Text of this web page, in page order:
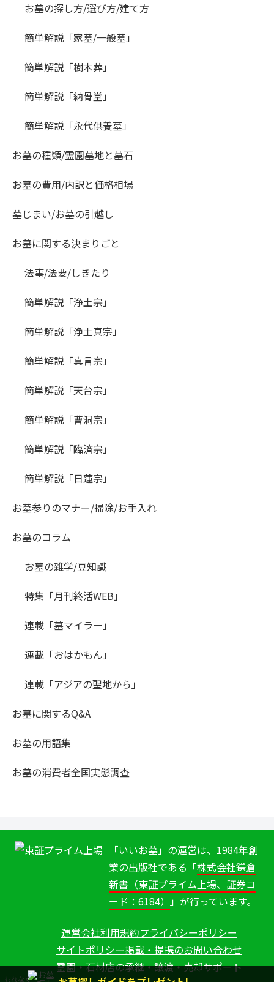
お墓の探し方/選び方/建て方
簡単解説「家墓/一般墓」
簡単解説「樹木葬」
簡単解説「納骨堂」
簡単解説「永代供養墓」
お墓の種類/霊園墓地と墓石
お墓の費用/内訳と価格相場
墓じまい/お墓の引越し
お墓に関する決まりごと
法事/法要/しきたり
簡単解説「浄土宗」
簡単解説「浄土真宗」
簡単解説「真言宗」
簡単解説「天台宗」
簡単解説「曹洞宗」
簡単解説「臨済宗」
簡単解説「日蓮宗」
お墓参りのマナー/掃除/お手入れ
お墓のコラム
お墓の雑学/豆知識
特集「月刊終活WEB」
連載「墓マイラー」
連載「おはかもん」
連載「アジアの聖地から」
お墓に関するQ&A
お墓の用語集
お墓の消費者全国実態調査
もれなく
「いいお墓」の運営は、1984年創
業の出版社である「株式会社鎌倉
新書（東証プライム上場、証券コ
ード：6184） 」が行っています。
運営会社利用規約プライバシーポリシー
サイトポリシー掲載・提携のお問い合わせ
霊園・石材店の承継・譲渡・売却サポート